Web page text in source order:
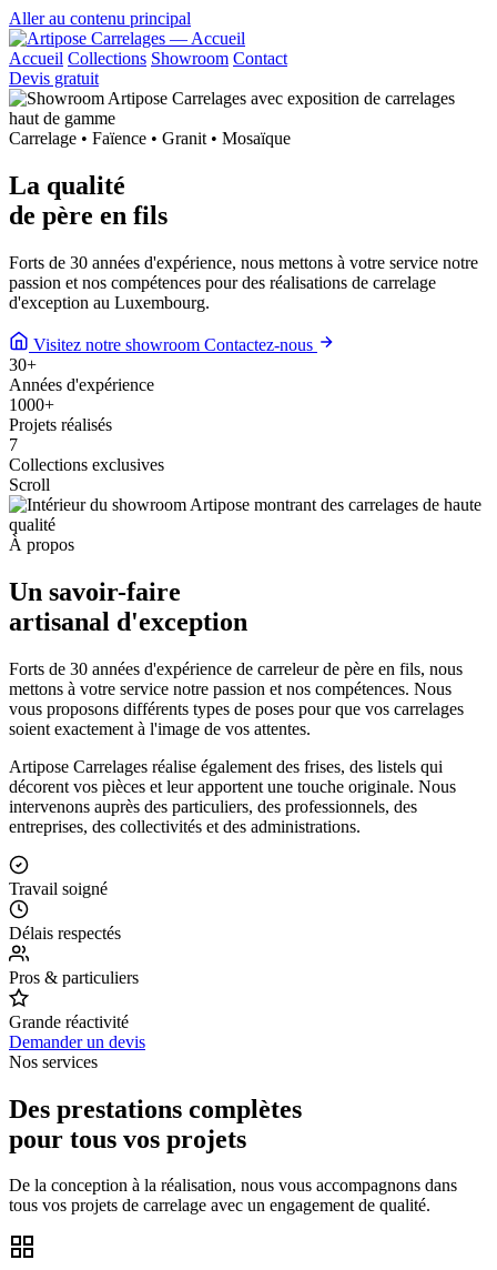
Aller au contenu principal
Accueil Collections Showroom Contact
Devis gratuit
Carrelage • Faïence • Granit • Mosaïque
La qualité
de père en fils
Forts de 30 années d'expérience, nous mettons à votre service notre
passion et nos compétences pour des réalisations de carrelage
d'exception au Luxembourg.
Visitez notre showroom Contactez-nous
30+
Années d'expérience
1000+
Projets réalisés
7
Collections exclusives
Scroll
À propos
Un savoir-faire
artisanal d'exception
Forts de 30 années d'expérience de carreleur de père en fils, nous
mettons à votre service notre passion et nos compétences. Nous
vous proposons différents types de poses pour que vos carrelages
soient exactement à l'image de vos attentes.
Artipose Carrelages réalise également des frises, des listels qui
décorent vos pièces et leur apportent une touche originale. Nous
intervenons auprès des particuliers, des professionnels, des
entreprises, des collectivités et des administrations.
Travail soigné
Délais respectés
Pros & particuliers
Grande réactivité
Demander un devis
Nos services
Des prestations complètes
pour tous vos projets
De la conception à la réalisation, nous vous accompagnons dans
tous vos projets de carrelage avec un engagement de qualité.